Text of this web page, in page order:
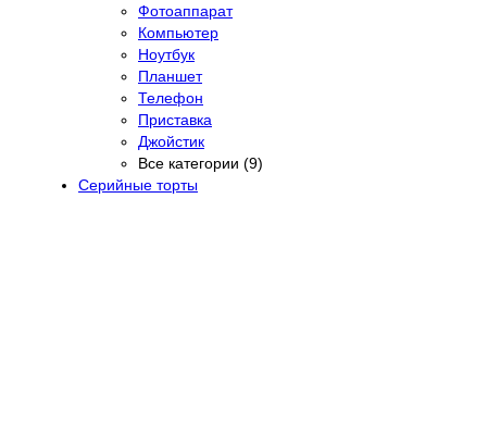
Фотоаппарат
Компьютер
Ноутбук
Планшет
Телефон
Приставка
Джойстик
Все категории (9)
Серийные торты